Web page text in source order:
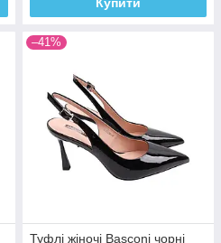
–41%
Туфлі жіночі Basconi чорні